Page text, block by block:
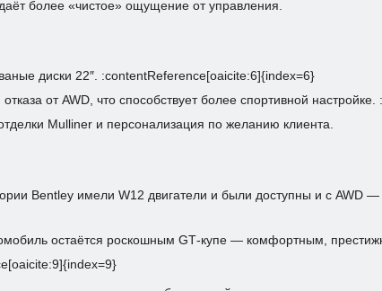
более «чистое» ощущение от управления.
диски 22″. :contentReference[oaicite:6]{index=6}
от AWD, что способствует более спортивной
Mulliner и персонализация по желанию клиента.
Bentley имели W12 двигатели и были доступны и с AWD
остаётся роскошным GT‑купе — комфортным,